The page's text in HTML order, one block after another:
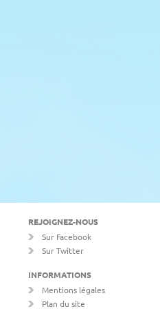
REJOIGNEZ-NOUS
Sur Facebook
Sur Twitter
INFORMATIONS
Mentions légales
Plan du site